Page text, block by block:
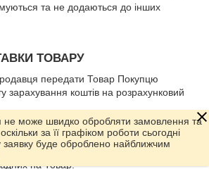
та не додаються до інших
ТОВАРУ
передати Товар Покупцю
зарахування коштів на розрахунковий
Товару Покупцю погоджуються
конкретному випадку та фіксуються в
Дата поставки Товару
на Товар.
не може швидко обробляти замовлення та
за її графіком роботи сьогодні
заявку буде оброблено найближчим